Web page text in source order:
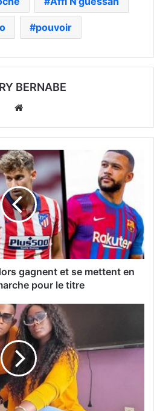
pouvoir
BERNABE
gagnent et se mettent en
pour le titre